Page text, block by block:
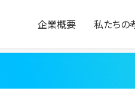
企業概要 私たちの